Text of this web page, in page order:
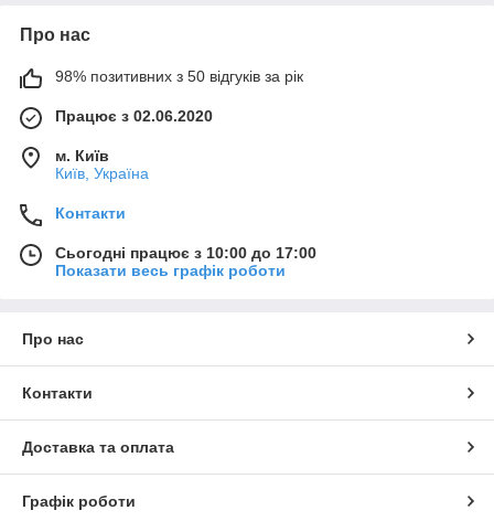
Про нас
98% позитивних з 50 відгуків за рік
Працює з 02.06.2020
м. Київ
Київ, Україна
Контакти
Сьогодні працює з 10:00 до 17:00
Показати весь графік роботи
Про нас
Контакти
Доставка та оплата
Графік роботи